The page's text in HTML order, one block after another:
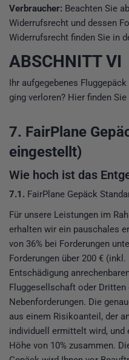
Verbraucher: Beachten Sie
Widerrufsrecht und dessen
Widerrufsrecht finden Sie in
ABSCHNITT VI
Ihr aufgegebenes
ging verloren? Hier finden
7. FairPlane
eingestellt)
Wie hoch ist das
7.1. FairPlane Gepäck
Für unsere Leistungen im
erhalten wir ein pauschales
von 36% bei Forderungen
Forderungen über 200 €
Entschädigung
Fluggesellschaft oder
Nebenforderungen. Die
aus einem Risikoanteil, der
individuell ermittelt wird, und
Höhe von 10% zusammen.